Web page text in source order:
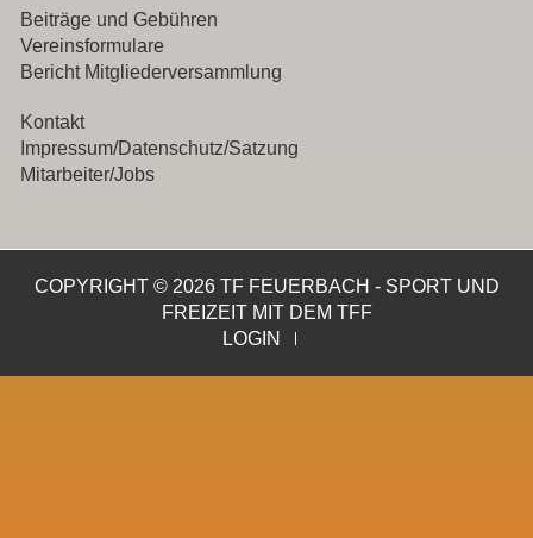
Beiträge und Gebühren
Vereinsformulare
Bericht Mitgliederversammlung
Kontakt
Impressum/Datenschutz/Satzung
Mitarbeiter/Jobs
COPYRIGHT © 2026 TF FEUERBACH - SPORT UND
FREIZEIT MIT DEM TFF
LOGIN